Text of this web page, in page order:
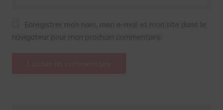
Enregistrer mon nom, mon e-mail et mon site dans le
navigateur pour mon prochain commentaire.